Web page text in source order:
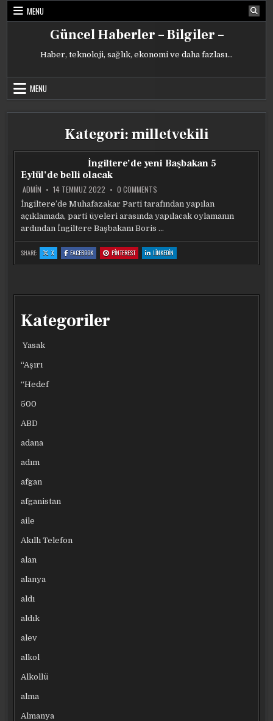
Skip
MENU
Güncel Haberler – Bilgiler –
Haber, teknoloji, sağlık, ekonomi ve daha fazlası…
MENU
Kategori:milletvekili
İngiltere’de yeni Başbakan 5
Eylül’de belli olacak
ADMIN 14 TEMMUZ 2022 0 COMMENTS
YENI
BAŞBAKAN
5
BELLI
OLACAK
İngiltere’de Muhafazakar Parti tarafından yapılan
açıklamada, parti üyeleri arasında yapılacak oylamanın
ardından İngiltere Başbakanı Boris …
SHARE: X:
İNGILTERE’DE
YENI
OLACAK
FACEBOOK:
İNGILTERE’DE
YENI
OLACAK
PINTEREST:
İNGILTERE’DE
YENI
OLACAK
LINKEDIN
İNGILTERE’DE
YENI
OLACAK
Kategoriler
Yasak
“Aşırı
“Hedef
500
ABD
adana
adım
afgan
afganistan
aile
Akıllı Telefon
alan
alanya
aldı
aldık
alev
alkol
Alkollü
alma
Almanya